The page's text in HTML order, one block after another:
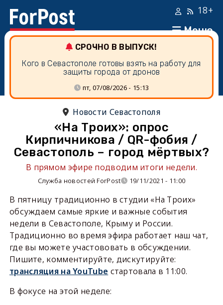
Меню
18+
СРОЧНО В ВЫПУСК!
Кого в Севастополе готовы взять на работу для
защиты города от дронов
пт, 07/08/2026 - 15:13
Новости Севастополя
«На Троих»: опрос
Кирпичникова / QR-фобия /
Севастополь – город мёртвых?
В прямом эфире подводим итоги недели.
Служба новостей ForPost 19/11/2021 - 11:00
В пятницу традиционно в студии «На Троих»
обсуждаем самые яркие и важные события
недели в Севастополе, Крыму и России.
Традиционно во время эфира работает наш чат,
где вы можете участововать в обсуждении.
Пишите, комментируйте, дискутируйте:
трансляция на YouTube стартовала в 11:00.
В фокусе на этой неделе: